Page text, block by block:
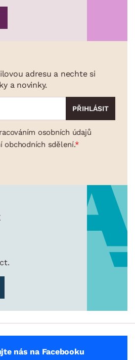
adresu a nechte si
a novinky.
osobních údajů
obchodních sdělení.
nás na Facebooku